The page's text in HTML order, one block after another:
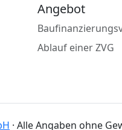
Angebot
Ablauf einer ZVG
· Alle Angaben ohne